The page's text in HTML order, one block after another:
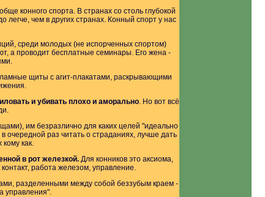
конного спорта. В странах со столь глубокой
легче, чем в других странах. Конный спорт у нас
среди молодых (не испорченных спортом)
а проводит бесплатные семинары. Его жена -
щиты с агит-плакатами, раскрывающими
и убивать плохо и аморально. Но вот всё
им безразлично для каких целей "идеально
очередной раз читать о страданиях, лучше дать
как.
в рот железкой.Для конников это аксиома,
работа железом, управление.
разделенными между собой беззубым краем -
управления".